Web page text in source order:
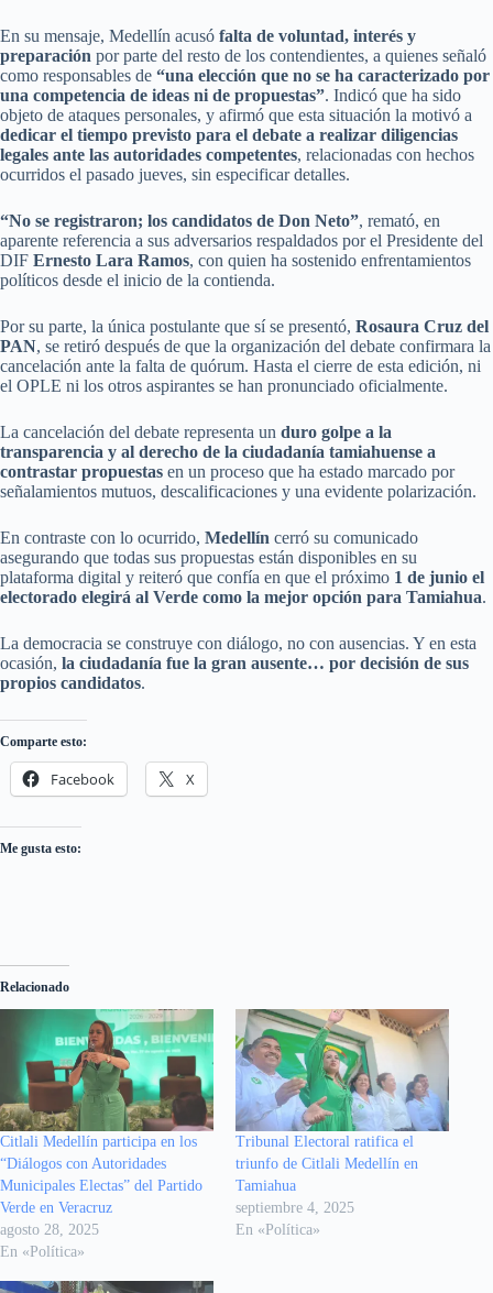
En su mensaje, Medellín acusó falta de voluntad, interés y
preparación por parte del resto de los contendientes, a quienes señaló
como responsables de “una elección que no se ha caracterizado por
una competencia de ideas ni de propuestas”. Indicó que ha sido
objeto de ataques personales, y afirmó que esta situación la motivó a
dedicar el tiempo previsto para el debate a realizar diligencias
legales ante las autoridades competentes, relacionadas con hechos
ocurridos el pasado jueves, sin especificar detalles.
“No se registraron; los candidatos de Don Neto”, remató, en
aparente referencia a sus adversarios respaldados por el Presidente del
DIF Ernesto Lara Ramos, con quien ha sostenido enfrentamientos
políticos desde el inicio de la contienda.
Por su parte, la única postulante que sí se presentó, Rosaura Cruz del
PAN, se retiró después de que la organización del debate confirmara la
cancelación ante la falta de quórum. Hasta el cierre de esta edición, ni
el OPLE ni los otros aspirantes se han pronunciado oficialmente.
La cancelación del debate representa un duro golpe a la
transparencia y al derecho de la ciudadanía tamiahuense a
contrastar propuestas en un proceso que ha estado marcado por
señalamientos mutuos, descalificaciones y una evidente polarización.
En contraste con lo ocurrido, Medellín cerró su comunicado
asegurando que todas sus propuestas están disponibles en su
plataforma digital y reiteró que confía en que el próximo 1 de junio el
electorado elegirá al Verde como la mejor opción para Tamiahua.
La democracia se construye con diálogo, no con ausencias. Y en esta
ocasión, la ciudadanía fue la gran ausente… por decisión de sus
propios candidatos.
Comparte esto:
Facebook X
Me gusta esto:
Relacionado
Citlali Medellín participa en los
“Diálogos con Autoridades
Municipales Electas” del Partido
Verde en Veracruz
agosto 28, 2025
En «Política»
Tribunal Electoral ratifica el
triunfo de Citlali Medellín en
Tamiahua
septiembre 4, 2025
En «Política»